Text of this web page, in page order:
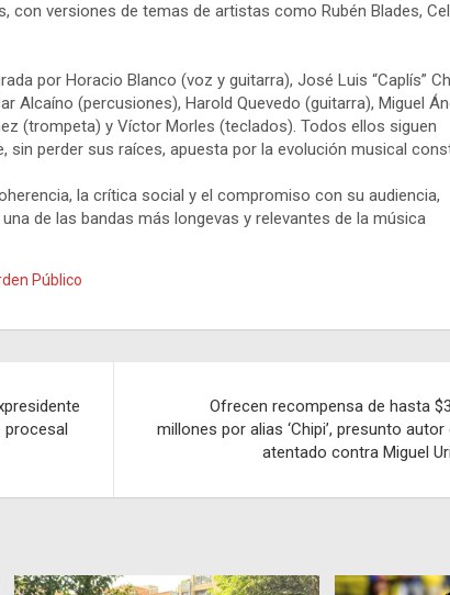
con versiones de temas de artistas como Rubén Blades,
por Horacio Blanco (voz y guitarra), José Luis “Caplís”
Alcaíno (percusiones), Harold Quevedo (guitarra), Miguel
(trompeta) y Víctor Morles (teclados). Todos ellos siguen
sin perder sus raíces, apuesta por la evolución musical
la crítica social y el compromiso con su audiencia,
de las bandas más longevas y relevantes de la música
Público
procesal
Ofrecen recompensa de hasta
millones por alias ‘Chipi’, presunto autor
atentado contra Miguel